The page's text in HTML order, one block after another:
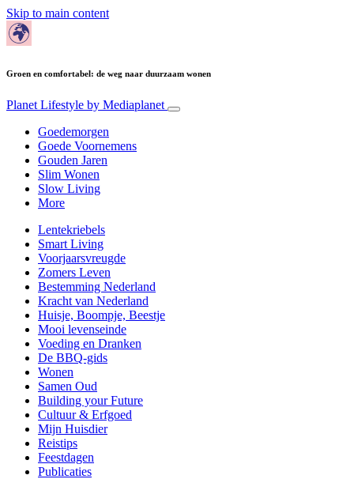
Skip to main content
Groen en comfortabel: de weg naar duurzaam wonen
Planet Lifestyle by Mediaplanet
Goedemorgen
Goede Voornemens
Gouden Jaren
Slim Wonen
Slow Living
More
Lentekriebels
Smart Living
Voorjaarsvreugde
Zomers Leven
Bestemming Nederland
Kracht van Nederland
Huisje, Boompje, Beestje
Mooi levenseinde
Voeding en Dranken
De BBQ-gids
Wonen
Samen Oud
Building your Future
Cultuur & Erfgoed
Mijn Huisdier
Reistips
Feestdagen
Publicaties